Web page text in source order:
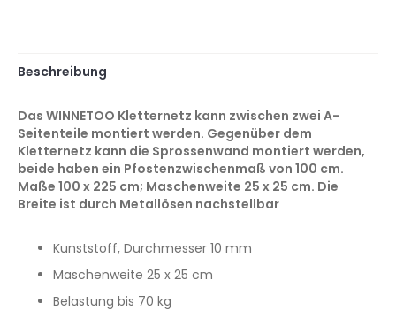
Beschreibung
Das WINNETOO Kletternetz kann zwischen zwei A-
Seitenteile montiert werden. Gegenüber dem
Kletternetz kann die Sprossenwand montiert werden,
beide haben ein Pfostenzwischenmaß von 100 cm.
Maße 100 x 225 cm; Maschenweite 25 x 25 cm. Die
Breite ist durch Metallösen nachstellbar
Kunststoff, Durchmesser 10 mm
Maschenweite 25 x 25 cm
Belastung bis 70 kg